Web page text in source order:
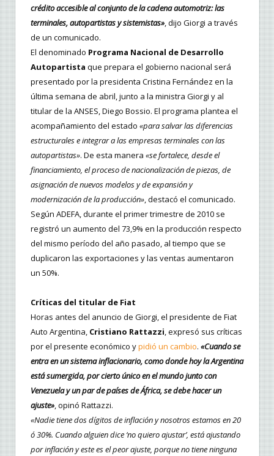
crédito accesible al conjunto de la cadena automotriz: las
terminales, autopartistas y sistemistas», dijo Giorgi a través
de un comunicado.
El denominado Programa Nacional de Desarrollo
Autopartista que prepara el gobierno nacional será
presentado por la presidenta Cristina Fernández en la
última semana de abril, junto a la ministra Giorgi y al
titular de la ANSES, Diego Bossio. El programa plantea el
acompañamiento del estado «para salvar las diferencias
estructurales e integrar a las empresas terminales con las
autopartistas». De esta manera «se fortalece, desde el
financiamiento, el proceso de nacionalización de piezas, de
asignación de nuevos modelos y de expansión y
modernización de la producción», destacó el comunicado.
Según ADEFA, durante el primer trimestre de 2010 se
registró un aumento del 73,9% en la producción respecto
del mismo período del año pasado, al tiempo que se
duplicaron las exportaciones y las ventas aumentaron
un 50%.
Críticas del titular de Fiat
Horas antes del anuncio de Giorgi, el presidente de Fiat
Auto Argentina, Cristiano Rattazzi, expresó sus críticas
por el presente económico ypidió un cambio. «Cuando se
entra en un sistema inflacionario, como donde hoy la Argentina
está sumergida, por cierto único en el mundo junto con
Venezuela y un par de países de África, se debe hacer un
ajuste», opinó Rattazzi.
«Nadie tiene dos dígitos de inflación y nosotros estamos en 20
ó 30%. Cuando alguien dice ‘no quiero ajustar’, está ajustando
por inflación y este es el peor ajuste, porque no tiene ninguna